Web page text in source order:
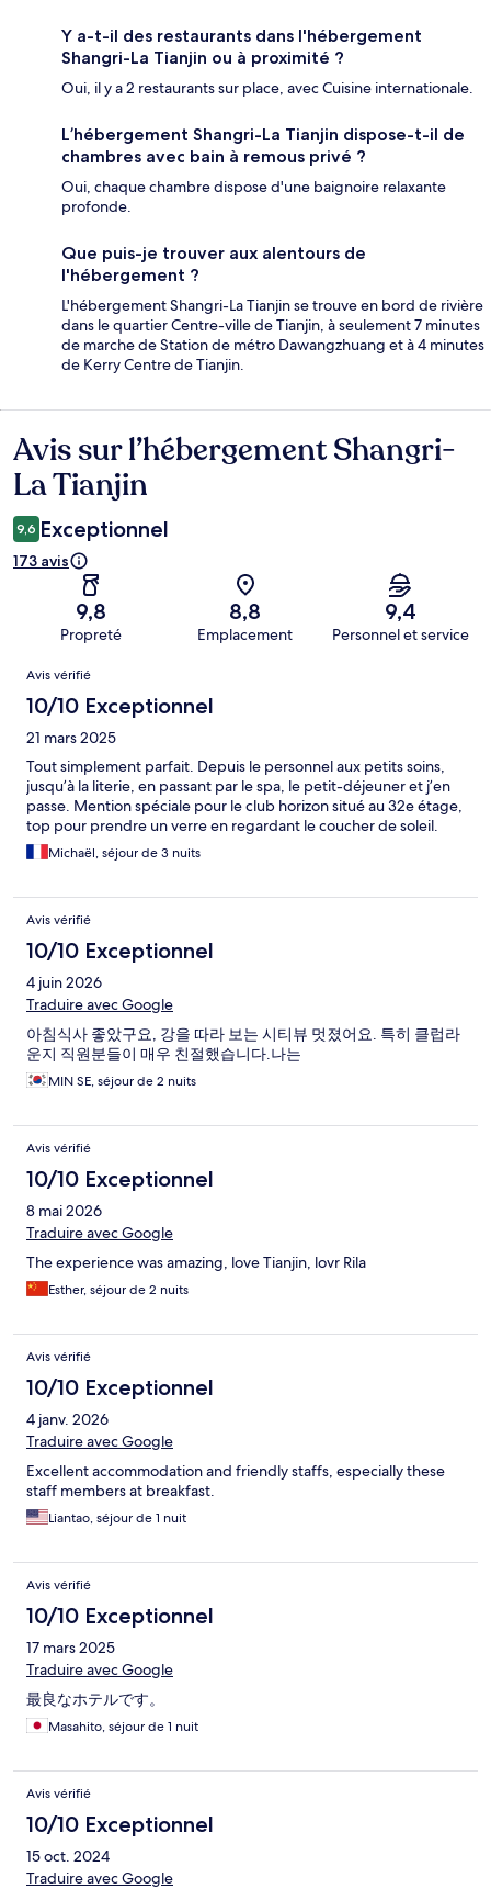
Y a-t-il des restaurants dans l'hébergement
Shangri-La Tianjin ou à proximité ?
Oui, il y a 2 restaurants sur place, avec Cuisine internationale.
L’hébergement Shangri-La Tianjin dispose-t-il de
chambres avec bain à remous privé ?
Oui, chaque chambre dispose d'une baignoire relaxante
profonde.
Que puis-je trouver aux alentours de
l'hébergement ?
L'hébergement Shangri-La Tianjin se trouve en bord de rivière
dans le quartier Centre-ville de Tianjin, à seulement 7 minutes
de marche de Station de métro Dawangzhuang et à 4 minutes
de Kerry Centre de Tianjin.
Avis
Avis sur l’hébergement Shangri-
La Tianjin
9,6 Exceptionnel
173 avis
9,8
Propreté
8,8
Emplacement
9,4
Personnel et service
Avis
Avis vérifié
10/10 Exceptionnel
21 mars 2025
Tout simplement parfait. Depuis le personnel aux petits soins,
jusqu’à la literie, en passant par le spa, le petit-déjeuner et j’en
passe. Mention spéciale pour le club horizon situé au 32e étage,
top pour prendre un verre en regardant le coucher de soleil.
Michaël, séjour de 3 nuits
Avis vérifié
10/10 Exceptionnel
4 juin 2026
Traduire avec Google
아침식사 좋았구요, 강을 따라 보는 시티뷰 멋졌어요. 특히 클럽라
운지 직원분들이 매우 친절했습니다.나는
MIN SE, séjour de 2 nuits
Avis vérifié
10/10 Exceptionnel
8 mai 2026
Traduire avec Google
The experience was amazing, love Tianjin, lovr Rila
Esther, séjour de 2 nuits
Avis vérifié
10/10 Exceptionnel
4 janv. 2026
Traduire avec Google
Excellent accommodation and friendly staffs, especially these
staff members at breakfast.
Liantao, séjour de 1 nuit
Avis vérifié
10/10 Exceptionnel
17 mars 2025
Traduire avec Google
最良なホテルです。
Masahito, séjour de 1 nuit
Avis vérifié
10/10 Exceptionnel
15 oct. 2024
Traduire avec Google